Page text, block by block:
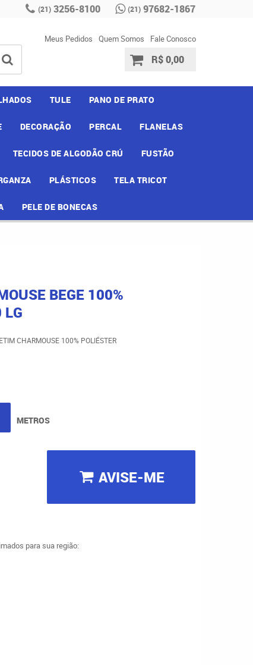
(21) 3256-8100 (21) 97682-1867
Meus Pedidos Quem Somos Fale Conosco
R$ 0,00
TULE PANO DE PRATO
DECORAÇÃO PERCAL FLANELAS
TECIDOS DE ALGODÃO CRÚ FUSTÃO
PLÁSTICOS TELA TRICOT
PELE DE BONECAS
BEGE 100%
LG
CHARMOUSE 100% POLIÉSTER
METROS
AVISE-ME
para sua região: